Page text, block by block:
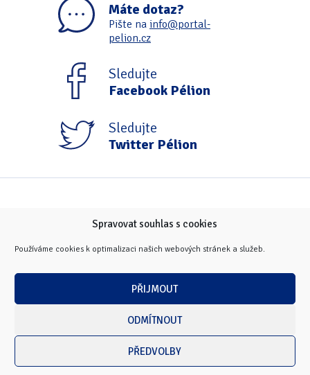
Spravovat souhlas s cookies
Používáme cookies k optimalizaci našich webových stránek a služeb.
PŘIJMOUT
ODMÍTNOUT
PŘEDVOLBY
Máte dotaz?
Pište na info@portal-
pelion.cz
Sledujte
Facebook Pélion
Sledujte
Twitter Pélion